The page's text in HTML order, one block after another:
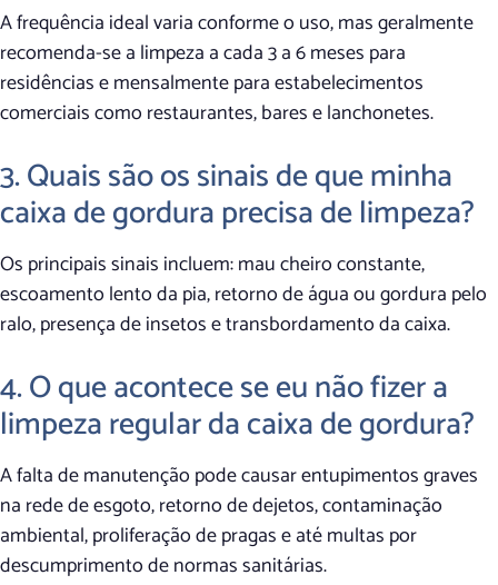
A frequência ideal varia conforme o uso, mas geralmente
recomenda-se a limpeza a cada 3 a 6 meses para
residências e mensalmente para estabelecimentos
comerciais como restaurantes, bares e lanchonetes.
3. Quais são os sinais de que minha
caixa de gordura precisa de limpeza?
Os principais sinais incluem: mau cheiro constante,
escoamento lento da pia, retorno de água ou gordura pelo
ralo, presença de insetos e transbordamento da caixa.
4. O que acontece se eu não fizer a
limpeza regular da caixa de gordura?
A falta de manutenção pode causar entupimentos graves
na rede de esgoto, retorno de dejetos, contaminação
ambiental, proliferação de pragas e até multas por
descumprimento de normas sanitárias.